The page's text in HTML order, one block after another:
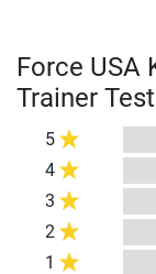
Force USA
Trainer
5
4
3
2
1